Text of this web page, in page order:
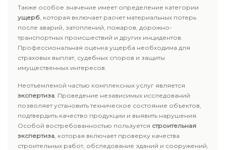
Также особое значение имеет определение категории
ущерб, которая включает расчет материальных потерь
после аварий, затоплений, пожаров, дорожно-
транспортных происшествий и других инцидентов.
Профессиональная оценка ущерба необходима для
страховых выплат, судебных споров и защиты
имущественных интересов.
Неотъемлемой частью комплексных услуг является
экспертиза. Проведение независимых исследований
позволяет установить техническое состояние объектов,
подтвердить качество продукции и выявить нарушения.
Особой востребованностью пользуется строительная
экспертиза, которая включает проверку качества
строительных работ, обследование зданий и сооружений,